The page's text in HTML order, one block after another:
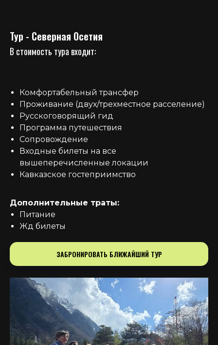
Тур - Северная Осетия
В стоимость тура входит:
Комфортабельный трансфер
Проживание (двух/трехместное расселение)
Русскоговорящий гид
Программа путешествия
Сопровождение
Входные билеты на все
вышеперечисленные локации
Кавказское гостеприимство
Дополнительные траты:
Питание
Жд билеты
ЗАБРОНИРОВАТЬ БЛИЖАЙШИЙ ТУР